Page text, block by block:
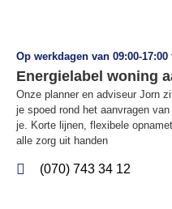
Op werkdagen van 09:00-
Energielabel woning
Onze planner en adviseur Jorn
je spoed rond het aanvragen
je. Korte lijnen, flexibele
alle zorg uit handen
(070) 743 34 12